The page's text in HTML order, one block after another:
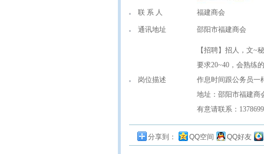
联 系 人 福建商会
通讯地址 邵阳市福建商会
岗位描述
【招聘】招人，文~
要求20~40，会熟练
作息时间跟公务员一
地址：邵阳市福建商
有意请联系：
分享到： QQ空间 QQ好友